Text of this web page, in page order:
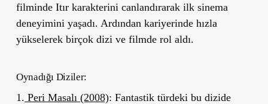
filminde Itır karakterini canlandırarak ilk sinema
deneyimini yaşadı. Ardından kariyerinde hızla
yükselerek birçok dizi ve filmde rol aldı.
Oynadığı Diziler:
1. Peri Masalı (2008): Fantastik türdeki bu dizide